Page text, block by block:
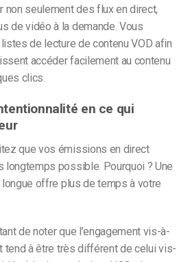
non seulement des flux en direct,
de vidéo à la demande. Vous
de lecture de contenu VOD afin
accéder facilement au contenu
clics.
en ce qui
que vos émissions en direct
possible. Pourquoi ? Une
offre plus de temps à votre
de noter que l’engagement vis-à-
tend à être très différent de celui vis-